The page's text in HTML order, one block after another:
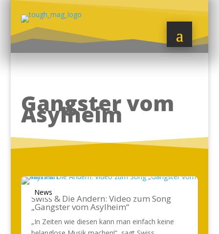
Gangster vom
Asylheim
News
Swiss & Die Andern: Video zum Song
„Gangster vom Asylheim“
„In Zeiten wie diesen kann man einfach keine